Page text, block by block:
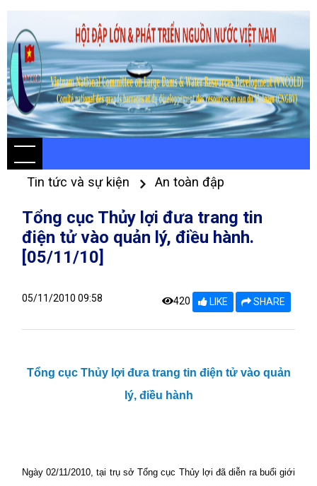
Tin tức và sự kiện An toàn đập
Tổng cục Thủy lợi đưa trang tin
điện tử vào quản lý, điều hành.
[05/11/10]
05/11/2010 09:58 420 LIKE SHARE
Tổng cục Thủy lợi đưa trang tin điện tử vào quản
lý, điều hành
Ngày 02/11/2010, tại trụ sở Tổng cục Thủy lợi đã diễn ra buổi giới